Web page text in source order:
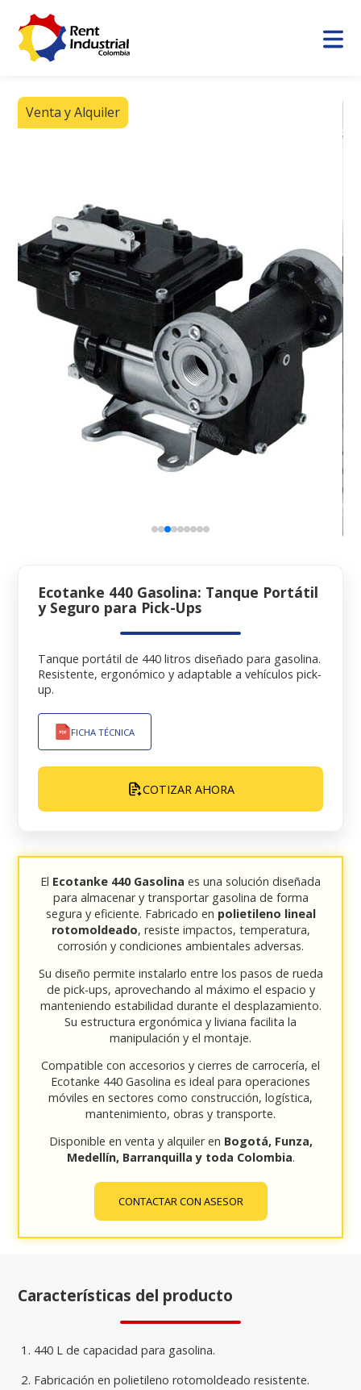
Venta y Alquiler
Ecotanke 440 Gasolina: Tanque Portátil
y Seguro para Pick-Ups
Tanque portátil de 440 litros diseñado para gasolina.
Resistente, ergonómico y adaptable a vehículos pick-
up.
FICHA TÉCNICA
COTIZAR AHORA
El Ecotanke 440 Gasolina es una solución diseñada
para almacenar y transportar gasolina de forma
segura y eficiente. Fabricado en polietileno lineal
rotomoldeado, resiste impactos, temperatura,
corrosión y condiciones ambientales adversas.
Su diseño permite instalarlo entre los pasos de rueda
de pick-ups, aprovechando al máximo el espacio y
manteniendo estabilidad durante el desplazamiento.
Su estructura ergonómica y liviana facilita la
manipulación y el montaje.
Compatible con accesorios y cierres de carrocería, el
Ecotanke 440 Gasolina es ideal para operaciones
móviles en sectores como construcción, logística,
mantenimiento, obras y transporte.
Disponible en venta y alquiler en Bogotá, Funza,
Medellín, Barranquilla y toda Colombia.
CONTACTAR CON ASESOR
Características del producto
440 L de capacidad para gasolina.
Fabricación en polietileno rotomoldeado resistente.